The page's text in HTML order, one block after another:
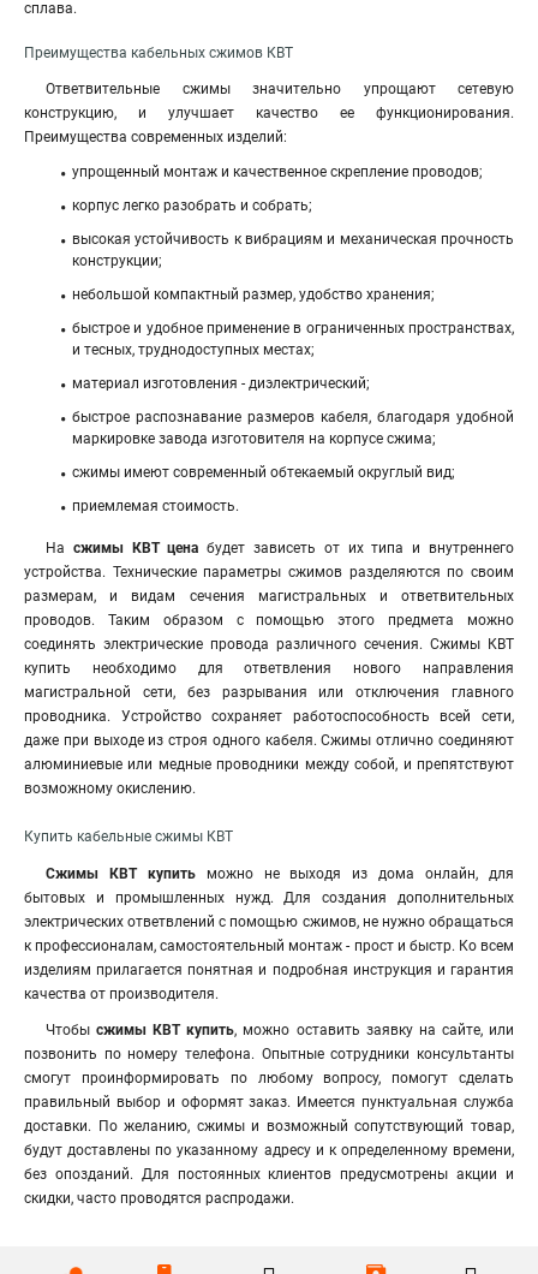
сплава.
Преимущества кабельных сжимов КВТ
Ответвительные сжимы значительно упрощают сетевую
конструкцию, и улучшает качество ее функционирования.
Преимущества современных изделий:
упрощенный монтаж и качественное скрепление проводов;
корпус легко разобрать и собрать;
высокая устойчивость к вибрациям и механическая прочность
конструкции;
небольшой компактный размер, удобство хранения;
быстрое и удобное применение в ограниченных пространствах,
и тесных, труднодоступных местах;
материал изготовления - диэлектрический;
быстрое распознавание размеров кабеля, благодаря удобной
маркировке завода изготовителя на корпусе сжима;
сжимы имеют современный обтекаемый округлый вид;
приемлемая стоимость.
На сжимы КВТ ценабудет зависеть от их типа и внутреннего
устройства. Технические параметры сжимов разделяются по своим
размерам, и видам сечения магистральных и ответвительных
проводов. Таким образом с помощью этого предмета можно
соединять электрические провода различного сечения. Сжимы КВТ
купить необходимо для ответвления нового направления
магистральной сети, без разрывания или отключения главного
проводника. Устройство сохраняет работоспособность всей сети,
даже при выходе из строя одного кабеля. Сжимы отлично соединяют
алюминиевые или медные проводники между собой, и препятствуют
возможному окислению.
Купить кабельные сжимы КВТ
Сжимы КВТ купить можно не выходя из дома онлайн, для
бытовых и промышленных нужд. Для создания дополнительных
электрических ответвлений с помощью сжимов, не нужно обращаться
к профессионалам, самостоятельный монтаж - прост и быстр. Ко всем
изделиям прилагается понятная и подробная инструкция и гарантия
качества от производителя.
Чтобысжимы КВТ купить, можно оставить заявку на сайте, или
позвонить по номеру телефона. Опытные сотрудники консультанты
смогут проинформировать по любому вопросу, помогут сделать
правильный выбор и оформят заказ. Имеется пунктуальная служба
доставки. По желанию, сжимы и возможный сопутствующий товар,
будут доставлены по указанному адресу и к определенному времени,
без опозданий. Для постоянных клиентов предусмотрены акции и
скидки, часто проводятся распродажи.